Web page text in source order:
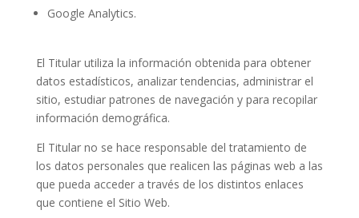
Google Analytics.
El Titular utiliza la información obtenida para obtener
datos estadísticos, analizar tendencias, administrar el
sitio, estudiar patrones de navegación y para recopilar
información demográfica.
El Titular no se hace responsable del tratamiento de
los datos personales que realicen las páginas web a las
que pueda acceder a través de los distintos enlaces
que contiene el Sitio Web.